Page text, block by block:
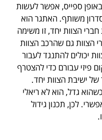
ספייס, אפשר לעשות
משותף. האתגר הוא
הצוות יחד, זו משימה
הצוות גם שהרכב הצוות
יכולים להתנגד לעבור
פיזי עבורם כדי להצטרף
של ישיבת הצוות יחד.
גדל, הוא לא ריאלי
לכן, תכנון גידול